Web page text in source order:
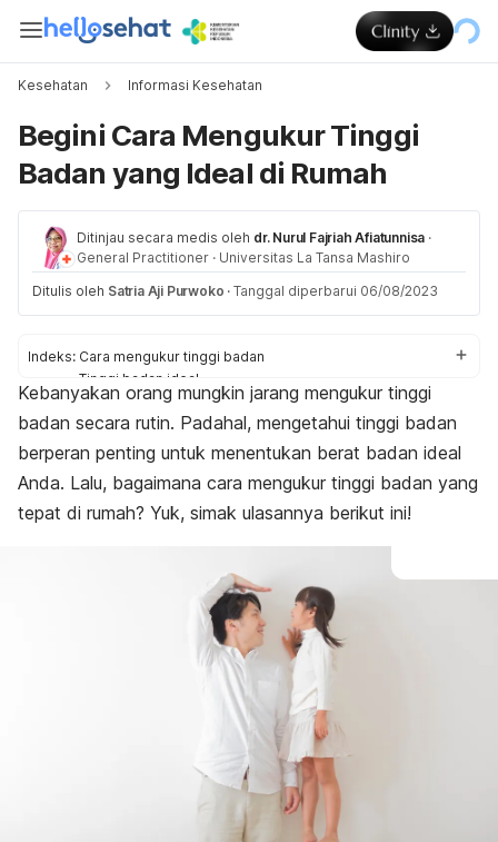
Kesehatan Informasi Kesehatan
Begini Cara Mengukur Tinggi
Badan yang Ideal di Rumah
Ditinjau secara medis oleh dr. Nurul Fajriah Afiatunnisa ·
General Practitioner · Universitas La Tansa Mashiro
Ditulis oleh Satria Aji Purwoko · Tanggal diperbarui 06/08/2023
Indeks: Cara mengukur tinggi badan
Tinggi badan ideal
Cara menambah tinggi badan
Kebanyakan orang mungkin jarang mengukur tinggi
badan secara rutin. Padahal, mengetahui tinggi badan
berperan penting untuk menentukan berat badan ideal
Anda. Lalu, bagaimana cara mengukur tinggi badan yang
tepat di rumah? Yuk, simak ulasannya berikut ini!